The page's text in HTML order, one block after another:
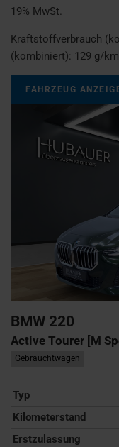
19% MwSt.
Kraftstoffverbrauch
(kombiniert): 129 g/km
FAHRZEUG
BMW 220
Active Tourer [M
Gebrauchtwagen
Typ
Kilometerstand
Erstzulassung